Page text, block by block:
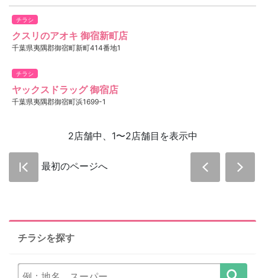
チラシ
クスリのアオキ 御宿新町店
千葉県夷隅郡御宿町新町414番地1
チラシ
ヤックスドラッグ 御宿店
千葉県夷隅郡御宿町浜1699-1
2店舗中、1〜2店舗目を表示中
最初のページへ
チラシを探す